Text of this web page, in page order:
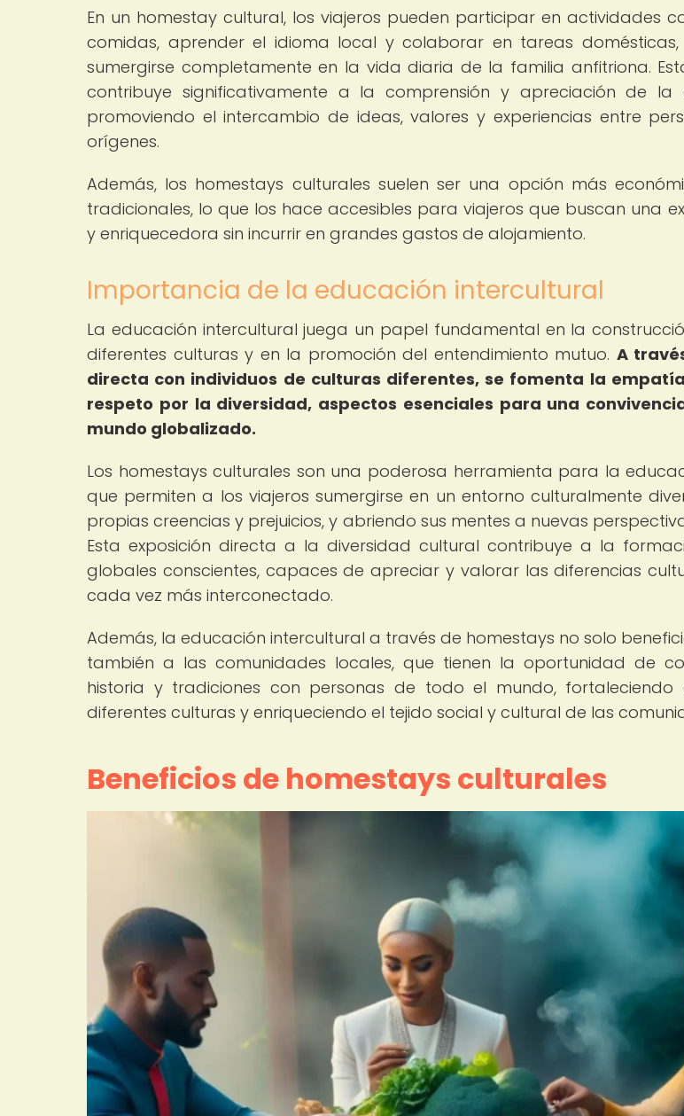
En un homestay cultural, los viajeros pueden participar en actividades
comidas, aprender el idioma local y colaborar en tareas
sumergirse completamente en la vida diaria de la familia anfitriona.
contribuye significativamente a la comprensión y apreciación de la
promoviendo el intercambio de ideas, valores y experiencias entre
orígenes.
Además, los homestays culturales suelen ser una opción más
tradicionales, lo que los hace accesibles para viajeros que buscan una
y enriquecedora sin incurrir en grandes gastos de alojamiento.
Importancia de la educación intercultural
La educación intercultural juega un papel fundamental en la
diferentes culturas y en la promoción del entendimiento mutuo. A
directa con individuos de culturas diferentes, se fomenta la
respeto por la diversidad, aspectos esenciales para una
mundo globalizado.
Los homestays culturales son una poderosa herramienta para la
que permiten a los viajeros sumergirse en un entorno culturalmente
propias creencias y prejuicios, y abriendo sus mentes a nuevas
Esta exposición directa a la diversidad cultural contribuye a la
globales conscientes, capaces de apreciar y valorar las diferencias
cada vez más interconectado.
Además, la educación intercultural a través de homestays no solo
también a las comunidades locales, que tienen la oportunidad de
historia y tradiciones con personas de todo el mundo, fortaleciendo
diferentes culturas y enriqueciendo el tejido social y cultural de las
Beneficios de homestays culturales